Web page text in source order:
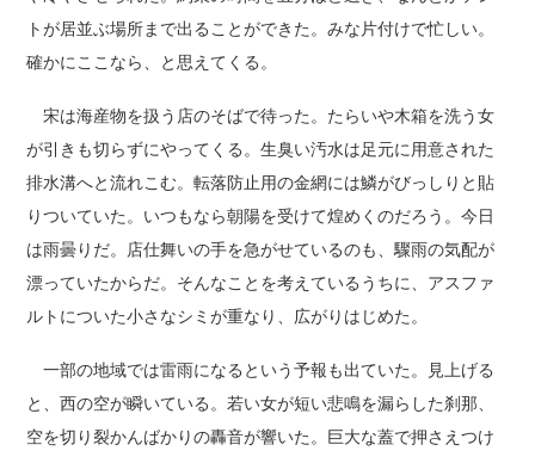
トが居並ぶ場所まで出ることができた。みな片付けで忙しい。
確かにここなら、と思えてくる。
宋は海産物を扱う店のそばで待った。たらいや木箱を洗う女
が引きも切らずにやってくる。生臭い汚水は足元に用意された
排水溝へと流れこむ。転落防止用の金網には鱗がびっしりと貼
りついていた。いつもなら朝陽を受けて煌めくのだろう。今日
は雨曇りだ。店仕舞いの手を急がせているのも、驟雨の気配が
漂っていたからだ。そんなことを考えているうちに、アスファ
ルトについた小さなシミが重なり、広がりはじめた。
一部の地域では雷雨になるという予報も出ていた。見上げる
と、西の空が瞬いている。若い女が短い悲鳴を漏らした刹那、
空を切り裂かんばかりの轟音が響いた。巨大な蓋で押さえつけ